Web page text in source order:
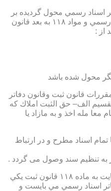
اسناد رسمي محول گرديده بر
اساس ماده ۵۰ قانون دفاتر اسناد رسمي و مواد ۱۱۸ به بعد قانون
از :
قانون ثبت وقانون دفاتر
الف– حق الثبت املاك كه
معا مله اخذ و به مازاد يا
اسناد مطرح و در ارتباط
به تنظیم سند وصول می گردد .
بخش اول – حق الثبت املاک:با عنايت به ماده ۱۱۸ قانون ثبت يكي
اسناد رسمي مي بايست و